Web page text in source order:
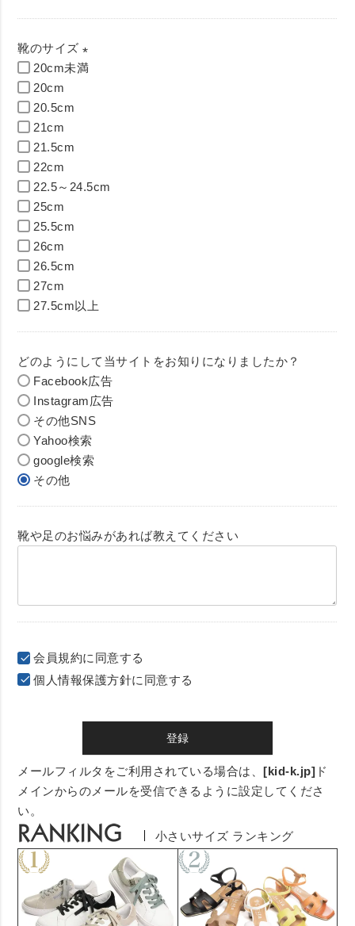
靴のサイズ
(
20cm未満
20cm
20.5cm
21cm
21.5cm
22cm
22.5～24.5cm
25cm
25.5cm
26cm
26.5cm
27cm
27.5cm以上
どのようにして当サイトをお知りになりましたか？
Facebook広告
Instagram広告
その他SNS
Yahoo検索
google検索
その他
靴や足のお悩みがあれば教えてください
会員規約に同意する
個人情報保護方針に同意する
登録
メールフィルタをご利用されている場合は、[kid-k.jp] ド
メインからのメールを受信できるように設定してくださ
い。
小さいサイズ ランキング